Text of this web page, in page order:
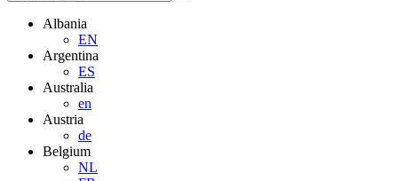
Albania
EN
Argentina
ES
Australia
en
Austria
de
Belgium
NL